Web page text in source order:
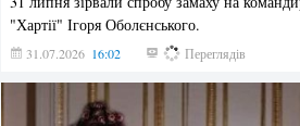
"Хартії" Ігоря Оболєнського.
31.07.2026 16:02 194 Переглядів